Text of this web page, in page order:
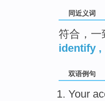
同近义词
符合，
identify ,
双语例句
Your